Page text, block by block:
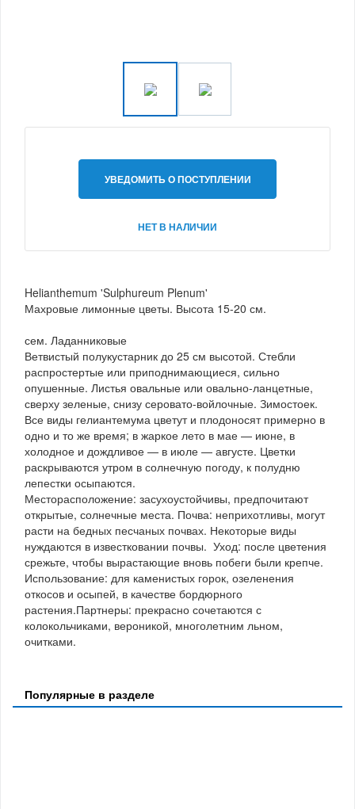
УВЕДОМИТЬ О ПОСТУПЛЕНИИ
НЕТ В НАЛИЧИИ
Helianthemum 'Sulphureum Plenum'
Махровые лимонные цветы. Высота 15-20 см.
сем. Ладанниковые
Ветвистый полукустарник до 25 см высотой. Стебли
распростертые или приподнимающиеся, сильно
опушенные. Листья овальные или овально-ланцетные,
сверху зеленые, снизу серовато-войлочные. Зимостоек.
Все виды гелиантемума цветут и плодоносят примерно в
одно и то же время; в жаркое лето в мае — июне, в
холодное и дождливое — в июле — августе. Цветки
раскрываются утром в солнечную погоду, к полудню
лепестки осыпаются.
Месторасположение: засухоустойчивы, предпочитают
открытые, солнечные места. Почва: неприхотливы, могут
расти на бедных песчаных почвах. Некоторые виды
нуждаются в известковании почвы. Уход: после цветения
срежьте, чтобы вырастающие вновь побеги были крепче.
Использование: для каменистых горок, озеленения
откосов и осыпей, в качестве бордюрного
растения.Партнеры: прекрасно сочетаются с
колокольчиками, вероникой, многолетним льном,
очитками.
Популярные в разделе